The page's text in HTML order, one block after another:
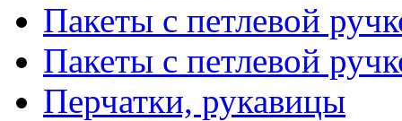
Пакеты с петлевой
Пакеты с петлевой
Перчатки, рукавицы